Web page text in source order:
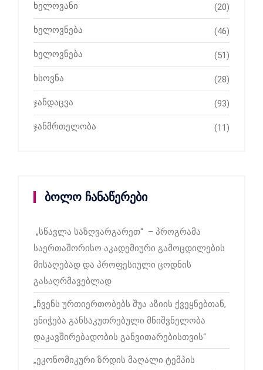
ხელოვანი (20)
ხელოვნება (46)
ხელოვნება (51)
ხსოვნა (28)
ჯანდაცვა (93)
ჯანმრთელობა (11)
ბოლო ჩანაწერები
„სწავლა საზღვარგარეთ“ – პროგრამა
საერთაშორისო აკადემიური გამოცდილების
მისაღებად და პროფესიული ცოდნის
გასაღრმავებლად
„ჩვენს ურთიერთობებს შუა აზიის ქვეყნებთან,
ენიჭება განსაკუთრებული მნიშვნელობა
დაკავშირებადობის განვითარებისთვის“
„ეკონომიკური ზრდის მაღალი ტემპის